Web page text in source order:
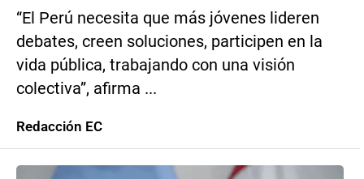
“El Perú necesita que más jóvenes lideren
debates, creen soluciones, participen en la
vida pública, trabajando con una visión
colectiva”, afirma ...
Redacción EC